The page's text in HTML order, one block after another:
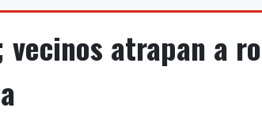
vecinos atrapan a